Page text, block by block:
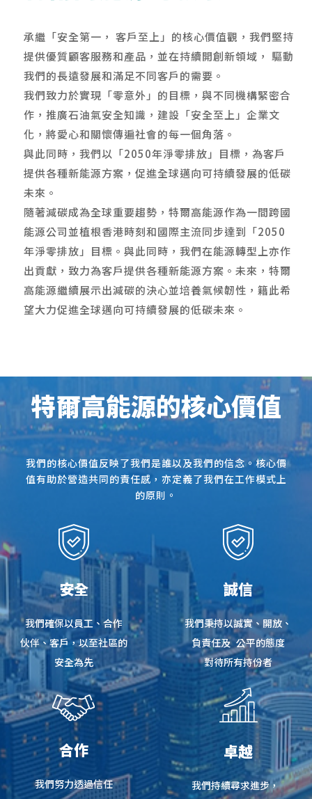
承繼「安全第一， 客戶至上」的核心價值觀，我們堅持
提供優質顧客服務和產品，並在持續開創新領域， 驅動
我們的長遠發展和滿足不同客戶的需要。
我們致力於實現「零意外」的目標，與不同機構緊密合
作，推廣石油氣安全知識，建設「安全至上」企業文
化，將愛心和關懷傳遍社會的每一個角落。
與此同時，我們以「2050年淨零排放」目標，為客戶
提供各種新能源方案，促進全球邁向可持續發展的低碳
未來。
隨著減碳成為全球重要趨勢，特爾高能源作為一間跨國
能源公司並植根香港時刻和國際主流同步達到「2050
年淨零排放」目標。與此同時，我們在能源轉型上亦作
出貢獻，致力為客戶提供各種新能源方案。未來，特爾
高能源繼續展示出減碳的決心並培養氣候韌性，籍此希
望大力促進全球邁向可持續發展的低碳未來。
特爾高能源的核心價值
我們的核心價值反映了我們是誰以及我們的信念。核心價
值有助於營造共同的責任感，亦定義了我們在工作模式上
的原則。
安全
我們確保以員工、 合作
伙伴、客戶，以至社區的
安全為先
誠信
我們秉持以誠實、開放、
負責任及公平的態度
對待所有持份者
合作
我們努力透過信任
卓越
我們持續尋求進步，